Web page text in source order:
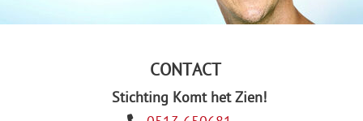
CONTACT
Stichting Komt het Zien!